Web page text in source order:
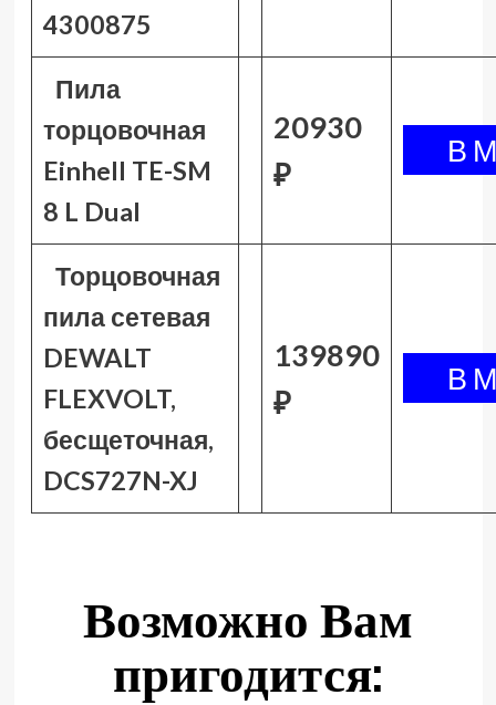
4300875
Пила
торцовочная
Einhell TE-SM
8 L Dual
20930
₽
Торцовочная
пила сетевая
DEWALT
FLEXVOLT,
бесщеточная,
DCS727N-XJ
139890
₽
Возможно Вам
пригодится: